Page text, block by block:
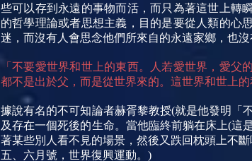
些可以存到永遠的事物而活，而只為著這世上轉
的哲學理論或者思想主義，目的是要從人類的心
迷，而沒有人會思念他們所來自的永遠家鄉，也
「不要愛世界和世上的東西。人若愛世界，愛父
都不是出於父，而是從世界來的。這世界和世上
據說有名的不可知論者赫胥黎教授(就是他發明「
及存在一個死後的生命。當他臨終前躺在床上(這
著某些別人看不見的場景，然後又跌回枕頭上不
五、六月號，世界復興運動。)